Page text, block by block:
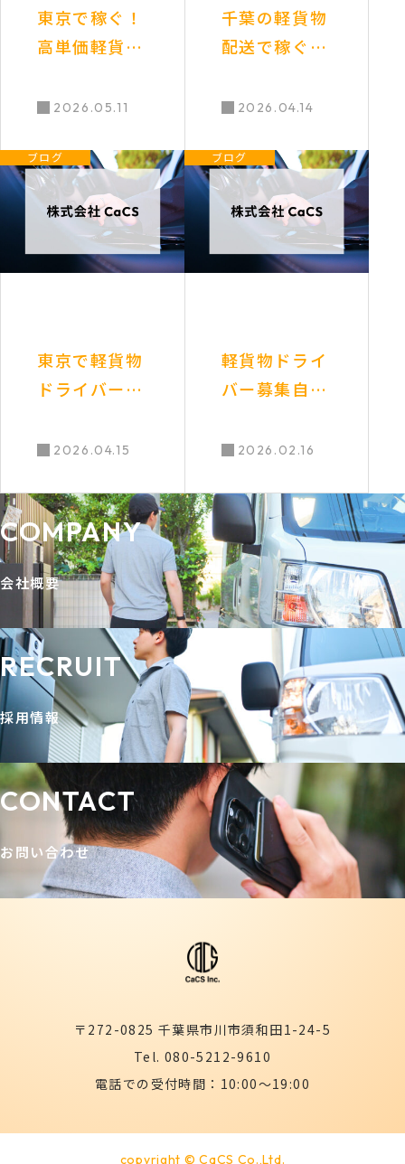
東京で稼ぐ！
高単価軽貨物
人、未経験か
入！
2026.05.11
千葉の軽貨物
配送で稼ぐ！
同じ仕事内容
Pを実現する
秘訣を徹底解
説
2026.04.14
ブログ
東京で軽貨物
ドライバーと
業！高収入と
を叶える最新
求人情報ガイ
ド
2026.04.15
ブログ
軽貨物ドライ
バー募集自宅
や全国で仕事
後も安心
2026.02.16
COMPANY
会社概要
RECRUIT
採用情報
CONTACT
お問い合わせ
〒272-0825 千葉県市川市須和田1-24-5
Tel. 080-5212-9610
電話での受付時間：10:00～19:00
copyright © CaCS Co.,Ltd.